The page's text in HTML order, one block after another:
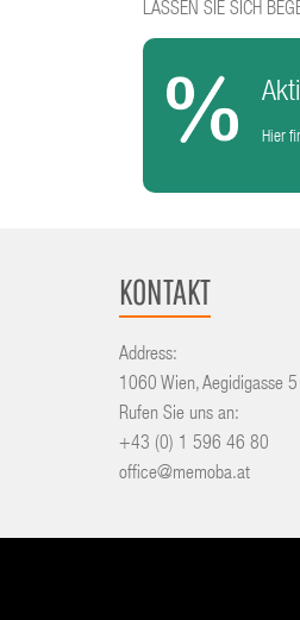
LASSEN SIE SICH
Hier
KONTAKT
Address:
1060 Wien, Aegidigasse 5
Rufen Sie uns an:
+43 (0) 1 596 46 80
office@memoba.at